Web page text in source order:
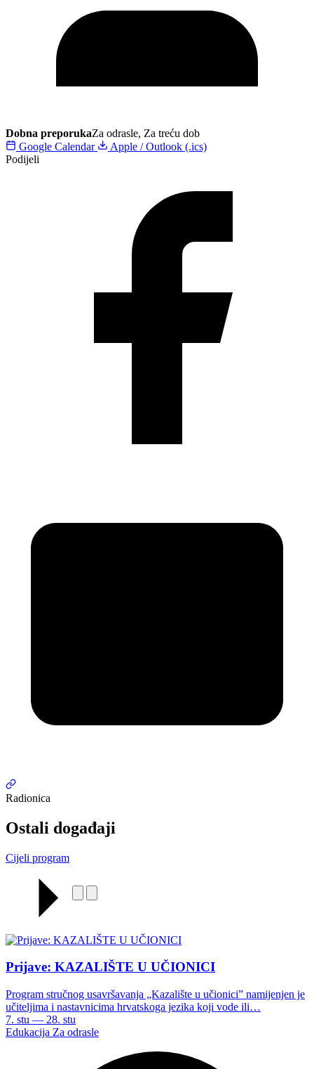
Dobna preporukaZa odrasle, Za treću dob
Google Calendar
Apple / Outlook (.ics)
Podijeli
Radionica
Ostali događaji
Cijeli program
Prijave: KAZALIŠTE U UČIONICI
Program stručnog usavršavanja „Kazalište u učionici” namijenjen je
učiteljima i nastavnicima hrvatskoga jezika koji vode ili…
7. stu — 28. stu
Edukacija Za odrasle